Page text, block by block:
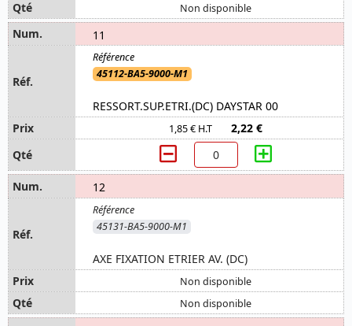
Non disponible
11
45112-BA5-9000-M1
RESSORT.SUP.ETRI.(DC) DAYSTAR 00
1,85 € H.T 2,22 €
12
45131-BA5-9000-M1
AXE FIXATION ETRIER AV. (DC)
Non disponible
Non disponible